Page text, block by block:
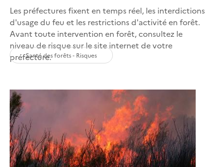
Les préfectures fixent en temps réel, les interdictions
d'usage du feu et les restrictions d'activité en forêt.
Avant toute intervention en forêt, consultez le
niveau de risque sur le site internet de votre
préfecture.
Santé des forêts - Risques